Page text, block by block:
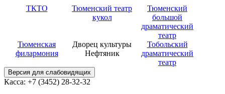
ТКТО
Тюменский театр
кукол
Тюменский
большой
драматический
театр
Тюменская
филармония
Дворец культуры
Нефтяник
Тобольский
драматический
театр
Версия для слабовидящих
Касса: +7 (3452) 28-32-32